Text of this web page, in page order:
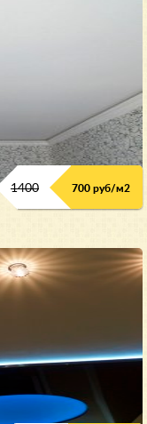
1400 700 руб/м2